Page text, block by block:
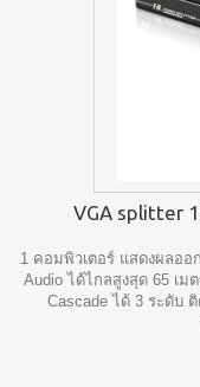
VGA splitter
1 คอมพิวเตอร์ แสดงผลออ
Audio ได้ไกลสูงสุด 65 เม
Cascade ได้ 3 ระดับ